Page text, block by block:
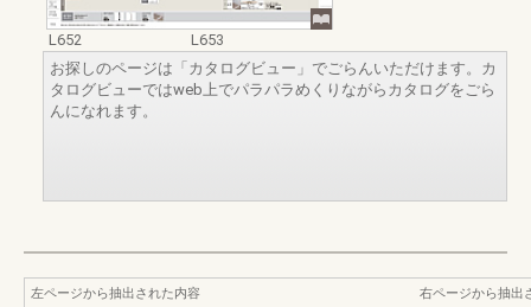
L652
L653
お探しのページは「カタログビュー」でごらんいただけます。カ
タログビューではweb上でパラパラめくりながらカタログをごら
んになれます。
左ページから抽出された内容
右ページから抽出